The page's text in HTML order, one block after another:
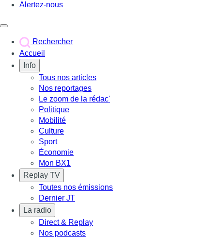
Alertez-nous
Rechercher
Accueil
Info
Tous nos articles
Nos reportages
Le zoom de la rédac'
Politique
Mobilité
Culture
Sport
Économie
Mon BX1
Replay TV
Toutes nos émissions
Dernier JT
La radio
Direct & Replay
Nos podcasts